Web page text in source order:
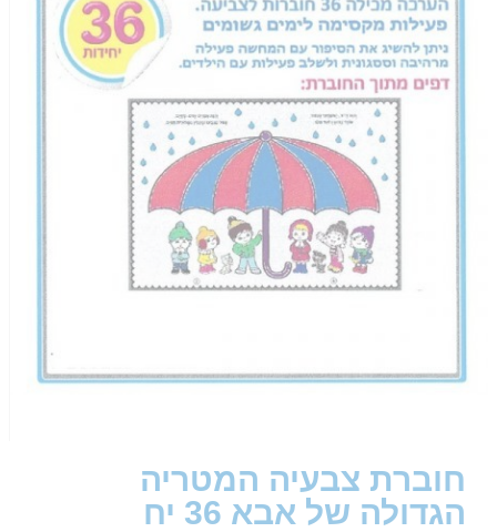
חוברת צבעיה המטריה
הגדולה של אבא 36 יח